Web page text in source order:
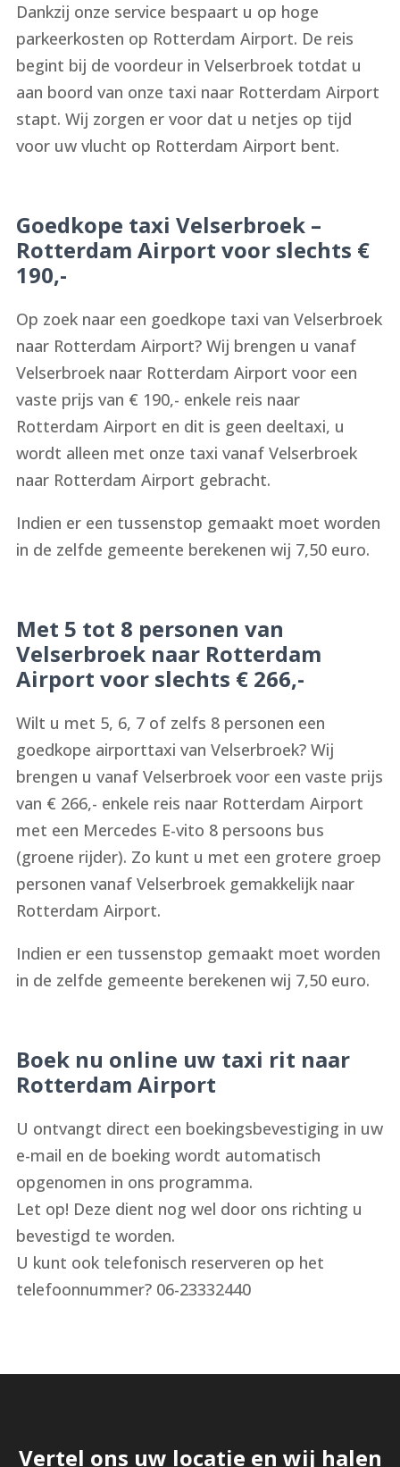
Dankzij onze service bespaart u op hoge
parkeerkosten op Rotterdam Airport. De reis
begint bij de voordeur in Velserbroek totdat u
aan boord van onze taxi naar Rotterdam Airport
stapt. Wij zorgen er voor dat u netjes op tijd
voor uw vlucht op Rotterdam Airport bent.
Goedkope taxi Velserbroek –
Rotterdam Airport voor slechts €
190,-
Op zoek naar een goedkope taxi van Velserbroek
naar Rotterdam Airport? Wij brengen u vanaf
Velserbroek naar Rotterdam Airport voor een
vaste prijs van € 190,- enkele reis naar
Rotterdam Airport en dit is geen deeltaxi, u
wordt alleen met onze taxi vanaf Velserbroek
naar Rotterdam Airport gebracht.
Indien er een tussenstop gemaakt moet worden
in de zelfde gemeente berekenen wij 7,50 euro.
Met 5 tot 8 personen van
Velserbroek naar Rotterdam
Airport voor slechts € 266,-
Wilt u met 5, 6, 7 of zelfs 8 personen een
goedkope airporttaxi van Velserbroek? Wij
brengen u vanaf Velserbroek voor een vaste prijs
van € 266,- enkele reis naar Rotterdam Airport
met een Mercedes E-vito 8 persoons bus
(groene rijder). Zo kunt u met een grotere groep
personen vanaf Velserbroek gemakkelijk naar
Rotterdam Airport.
Indien er een tussenstop gemaakt moet worden
in de zelfde gemeente berekenen wij 7,50 euro.
Boek nu online uw taxi rit naar
Rotterdam Airport
U ontvangt direct een boekingsbevestiging in uw
e-mail en de boeking wordt automatisch
opgenomen in ons programma.
Let op! Deze dient nog wel door ons richting u
bevestigd te worden.
U kunt ook telefonisch reserveren op het
telefoonnummer? 06-23332440
Vertel ons uw locatie en wij halen